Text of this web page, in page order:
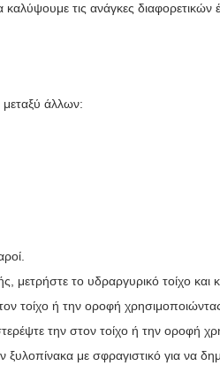
τις ανάγκες διαφορετικών
μεταξύ άλλων:
το υδραργυρικό τοίχο και
τοίχο ή την οροφή χρησιμοποιώντας
την στον τοίχο ή την οροφή
με σφραγιστικό για να